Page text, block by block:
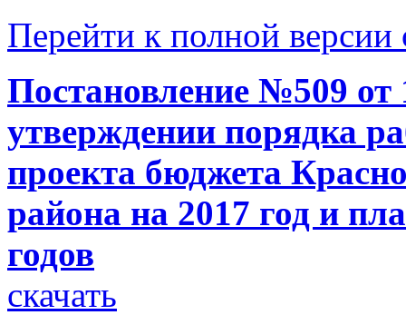
Перейти к полной версии
Постановление №509 от
утверждении порядка
проекта бюджета
района на 2017 год и
годов
скачать